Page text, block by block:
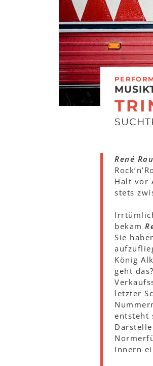
René
Halt vor
stets
bekam
Sie
König
geht
letzter
entsteht
Innern